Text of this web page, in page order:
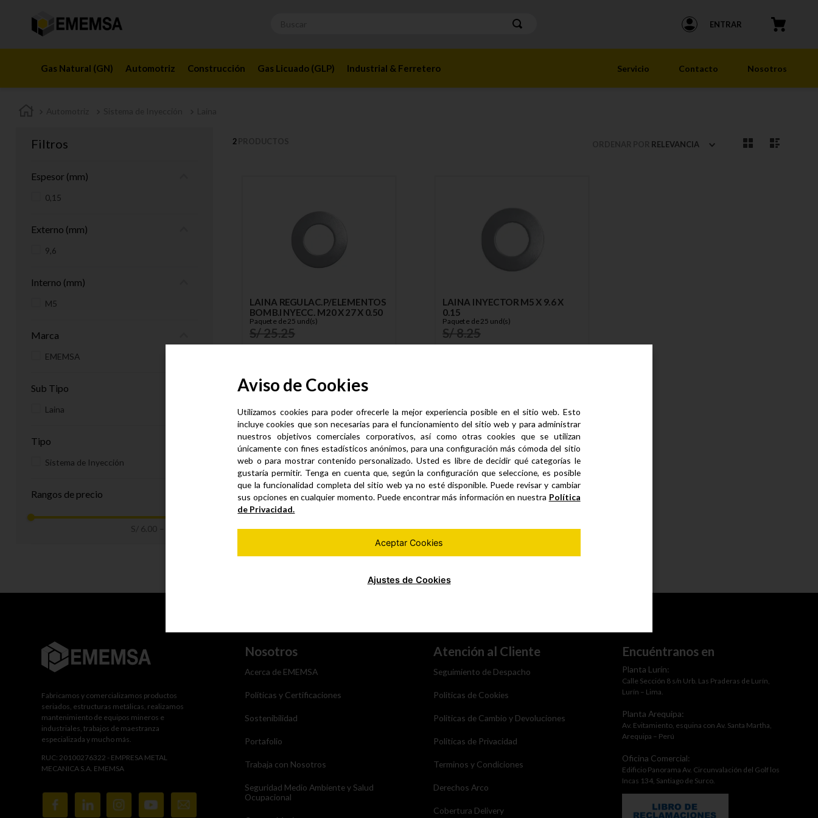
ENTRAR
Gas Natural (GN) Automotriz Construcción Gas Licuado (GLP) Industrial & Ferretero Servicio Contacto Nosotros
Filtros
Espesor (mm)
0,15
Externo (mm)
9,6
Interno (mm)
M5
Marca
EMEMSA
Sub Tipo
Laina
Tipo
Sistema de Inyección
Rangos de precio
S/ 6.00 –
2 RELEVANCIA
LAINA REGULAC.P/ELEMENTOS
BOMB.INYECC. M20 X 27 X 0.50
Paquete de 25 und(s)
S/25.25
LAINA INYECTOR M5 X 9.6 X
0.15
Paquete de 25 und(s)
S/8.25
Fabricamos y comercializamos productos
seriados, estructuras metálicas, realizamos
mantenimiento de equipos mineros e
industriales, trabajos de maestranza
especializada y mucho más.
RUC: 20100276322 - EMPRESA METAL
MECANICA S.A. EMEMSA
Nosotros
Acerca de EMEMSA
Políticas y Certificaciones
Sostenibilidad
Portafolio
Trabaja con Nosotros
Seguridad Medio Ambiente y Salud
Ocupacional
Atención al Cliente
Seguimiento de Despacho
Politicas de Cookies
Politicas de Cambio y Devoluciones
Politicas de Privacidad
Terminos y Condiciones
Derechos Arco
Cobertura Delivery
Encuéntranos en
Planta Lurín:
Calle Sección 8 s/n Urb. Las Praderas de Lurín,
Lurín – Lima.
Planta Arequipa:
Av. Evitamiento, esquina con Av. Santa Martha,
Arequipa – Perú
Oficina Comercial:
Edificio Panorama Av. Circunvalación del Golf los
Incas 134, Santiago de Surco.
Aviso de Cookies
Utilizamos cookies para poder ofrecerle la mejor experiencia posible en el sitio web. Esto
incluye cookies que son necesarias para el funcionamiento del sitio web y para administrar
nuestros objetivos comerciales corporativos, así como otras cookies que se utilizan
únicamente con fines estadísticos anónimos, para una configuración más cómoda del sitio
web o para mostrar contenido personalizado. Usted es libre de decidir qué categorías le
gustaría permitir. Tenga en cuenta que, según la configuración que seleccione, es posible
que la funcionalidad completa del sitio web ya no esté disponible. Puede revisar y cambiar
sus opciones en cualquier momento. Puede encontrar más información en nuestra Política
de Privacidad.
Aceptar Cookies
Ajustes de Cookies